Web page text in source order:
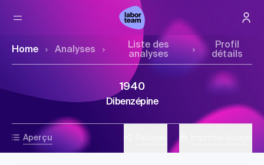
Home Analyses
Liste des
analyses
Profil
détails
Aperçu
1940
Dibenzépine